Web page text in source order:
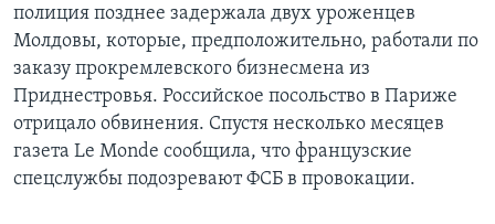
полиция позднее задержала двух уроженцев
Молдовы, которые, предположительно, работали по
заказу прокремлевского бизнесмена из
Приднестровья. Российское посольство в Париже
отрицало обвинения. Спустя несколько месяцев
газета Le Monde сообщила, что французские
спецслужбы подозревают ФСБ в провокации.